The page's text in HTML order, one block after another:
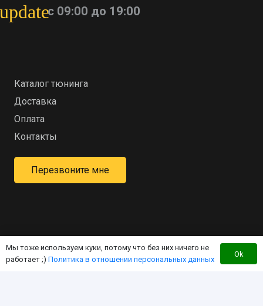
updateс 09:00 до 19:00
Каталог тюнинга
Доставка
Оплата
Контакты
Перезвоните мне
Интернет-магазин для владельцев квадроцикла
Мы тоже используем куки, потому что без них ничего не
работает ;) Политика в отношении персональных данных
Ok